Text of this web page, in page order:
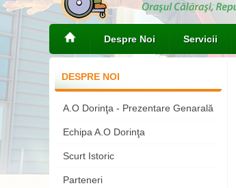
Despre Noi Servicii
DESPRE NOI
A.O Dorinţa - Prezentare Genarală
Echipa A.O Dorinţa
Scurt Istoric
Parteneri